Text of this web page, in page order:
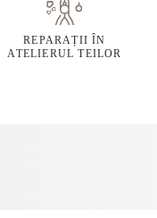
REPARAȚII ÎN
ATELIERUL TEILOR